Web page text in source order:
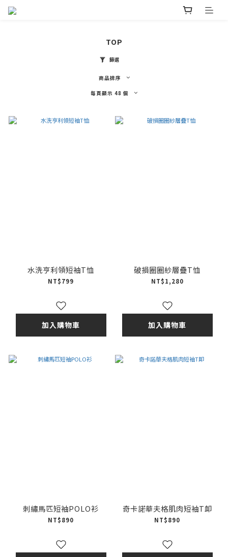
TOP
篩選
商品排序
每頁顯示 48 個
水洗亨利領短袖T恤
NT$799
加入購物車
破損圈圈紗層疊T恤
NT$1,280
加入購物車
刺繡馬匹短袖POLO衫
NT$890
奇卡諾華夫格肌肉短袖T卹
NT$890